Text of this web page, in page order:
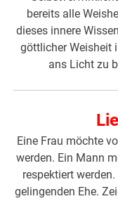
bereits alle
dieses innere
göttlicher Weisheit
ans Licht zu
Eine Frau möchte
werden. Ein Mann
respektiert
gelingenden Ehe.